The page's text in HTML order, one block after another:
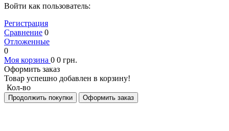
Войти как пользователь:
Регистрация
Сравнение 0
Отложенные
0
Моя корзина 0 0 грн.
Оформить заказ
Товар успешно добавлен в корзину!
Кол-во
Продолжить покупки Оформить заказ